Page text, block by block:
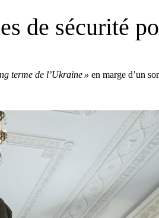
de sécurité
terme de l’Ukraine » en marge d’un